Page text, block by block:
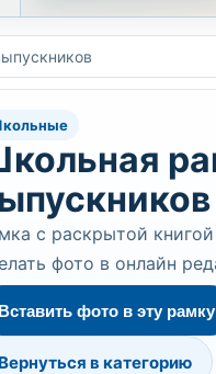
с раскрытой
фото в онлайн
Вставить фото в эту рамку
Вернуться в категорию